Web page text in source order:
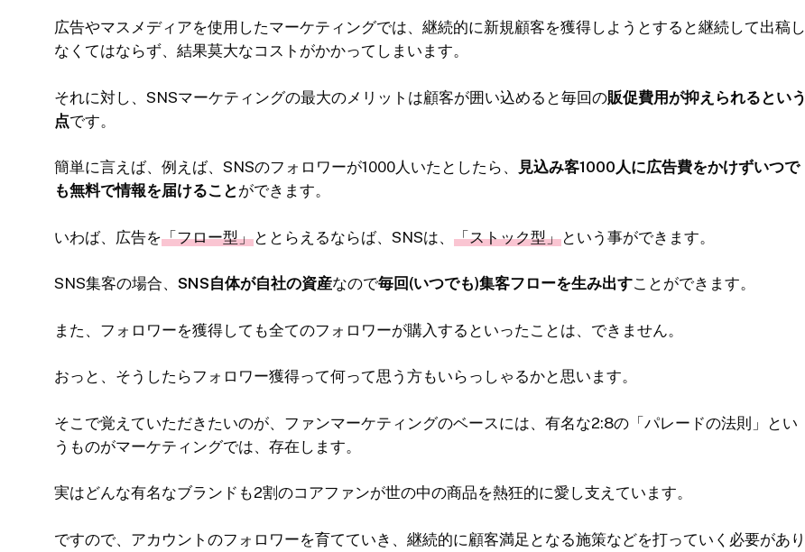
広告やマスメディアを使用したマーケティングでは、継続的に新規顧客を獲得しようとすると継続して出稿し
なくてはならず、結果莫大なコストがかかってしまいます。
それに対し、SNSマーケティングの最大のメリットは顧客が囲い込めると毎回の販促費用が抑えられるという
点です。
簡単に言えば、例えば、SNSのフォロワーが1000人いたとしたら、
見込み客1000人に広告費をかけずいつで
も無料で情報を届けることができます。
いわば、広告を「フロー型」ととらえるならば、SNSは、 「ストック型」という事ができます。
SNS集客の場合、 SNS自体が自社の資産なので毎回(いつでも)集客フローを生み出すことができます。
また、フォロワーを獲得しても全てのフォロワーが購入するといったことは、できません。
おっと、そうしたらフォロワー獲得って何って思う方もいらっしゃるかと思います。
そこで覚えていただきたいのが、ファンマーケティングのベースには、有名な2:8の「パレードの法則」とい
うものがマーケティングでは、存在します。
実はどんな有名なブランドも2割のコアファンが世の中の商品を熱狂的に愛し支えています。
ですので、アカウントのフォロワーを育てていき、継続的に顧客満足となる施策などを打っていく必要があり